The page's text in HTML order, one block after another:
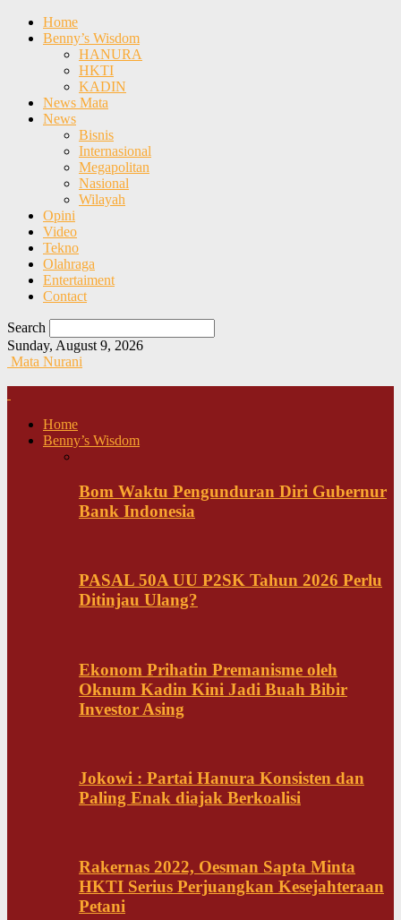
Home
Benny’s Wisdom
HANURA
HKTI
KADIN
News Mata
News
Bisnis
Internasional
Megapolitan
Nasional
Wilayah
Opini
Video
Tekno
Olahraga
Entertaiment
Contact
Search
Sunday, August 9, 2026
Mata Nurani
Home
Benny’s Wisdom
Bom Waktu Pengunduran Diri Gubernur
Bank Indonesia
PASAL 50A UU P2SK Tahun 2026 Perlu
Ditinjau Ulang?
Ekonom Prihatin Premanisme oleh
Oknum Kadin Kini Jadi Buah Bibir
Investor Asing
Jokowi : Partai Hanura Konsisten dan
Paling Enak diajak Berkoalisi
Rakernas 2022, Oesman Sapta Minta
HKTI Serius Perjuangkan Kesejahteraan
Petani